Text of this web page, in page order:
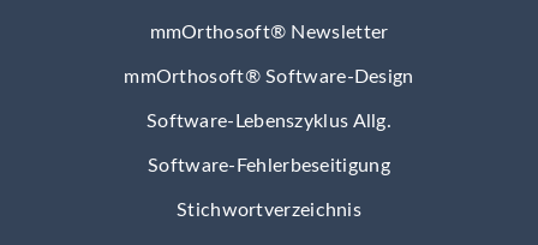
mmOrthosoft® Newsletter
mmOrthosoft® Software-Design
Software-Lebenszyklus Allg.
Software-Fehlerbeseitigung
Stichwortverzeichnis